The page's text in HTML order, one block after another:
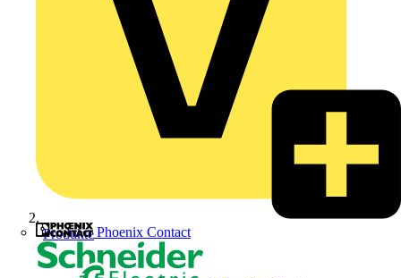
Phoenix Contact
Produkte